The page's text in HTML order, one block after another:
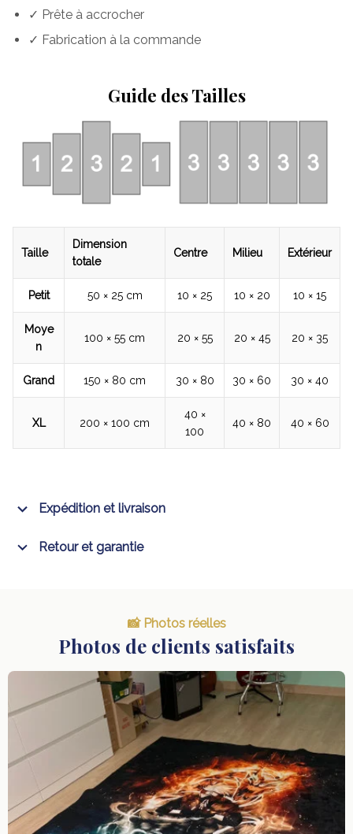
✓ Prête à accrocher
✓ Fabrication à la commande
Guide des Tailles
Taille
Dimension
totale
Centre Milieu Extérieur
Petit 50 × 25 cm 10 × 25 10 × 20 10 × 15
Moye
n
100 × 55 cm 20 × 55 20 × 45 20 × 35
Grand 150 × 80 cm 30 × 80 30 × 60 30 × 40
XL 200 × 100 cm
40 ×
100
40 × 80 40 × 60
Expédition et livraison
Retour et garantie
📸 Photos réelles
Photos de clients satisfaits